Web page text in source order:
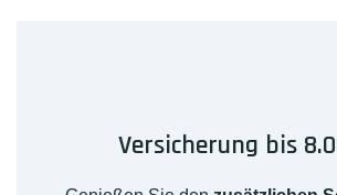
Versicherung bis